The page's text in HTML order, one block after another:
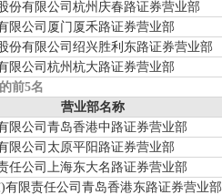
份有限公司杭州庆春路证券营业部
限公司厦门厦禾路证券营业部
份有限公司绍兴胜利东路证券营业部
限公司杭州杭大路证券营业部
前5名
营业部名称
限公司青岛香港中路证券营业部
限公司太原平阳路证券营业部
任公司上海东大名路证券营业部
有限责任公司青岛香港东路证券营业部